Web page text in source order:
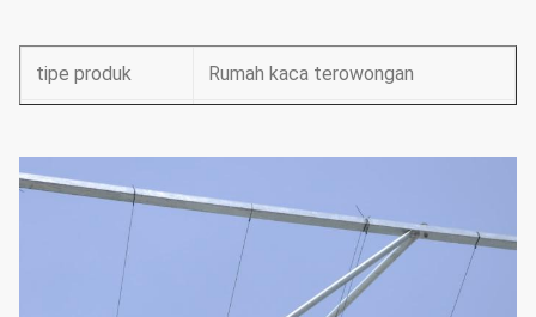
tipe produk Rumah kaca terowongan
Ruang Kolom
Tinggi Dinding 1,5m-2,5m(4,92'-8,2')
Tinggi Atap 3m-4,5m(8,2'-13,12')